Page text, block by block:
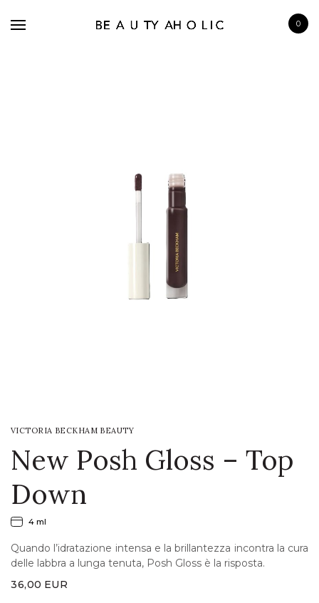
0
VICTORIA BECKHAM BEAUTY
New Posh Gloss – Top
Down
4 ml
Quando l’idratazione intensa e la brillantezza incontra la cura
delle labbra a lunga tenuta, Posh Gloss è la risposta.
36,00 EUR